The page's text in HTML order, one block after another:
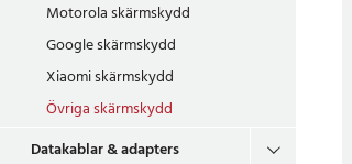
Motorola skärmskydd
Google skärmskydd
Xiaomi skärmskydd
Övriga skärmskydd
Datakablar & adapters